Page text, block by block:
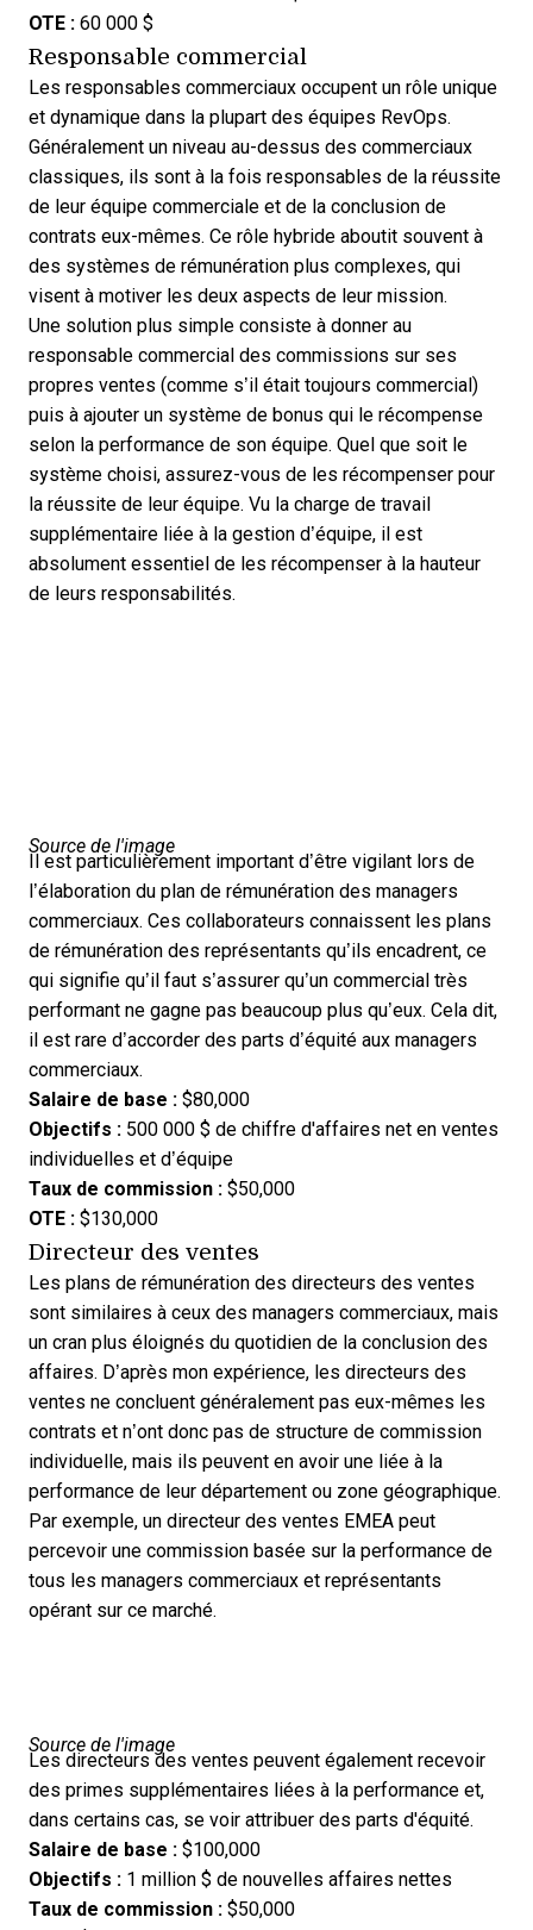
OTE : 60 000 $
Responsable commercial
Les responsables commerciaux occupent un rôle unique
et dynamique dans la plupart des équipes RevOps.
Généralement un niveau au-dessus des commerciaux
classiques, ils sont à la fois responsables de la réussite
de leur équipe commerciale et de la conclusion de
contrats eux-mêmes. Ce rôle hybride aboutit souvent à
des systèmes de rémunération plus complexes, qui
visent à motiver les deux aspects de leur mission.
Une solution plus simple consiste à donner au
responsable commercial des commissions sur ses
propres ventes (comme s’il était toujours commercial)
puis à ajouter un système de bonus qui le récompense
selon la performance de son équipe. Quel que soit le
système choisi, assurez-vous de les récompenser pour
la réussite de leur équipe. Vu la charge de travail
supplémentaire liée à la gestion d’équipe, il est
absolument essentiel de les récompenser à la hauteur
de leurs responsabilités.
Source de l'image
Il est particulièrement important d’être vigilant lors de
l’élaboration du plan de rémunération des managers
commerciaux. Ces collaborateurs connaissent les plans
de rémunération des représentants qu’ils encadrent, ce
qui signifie qu’il faut s’assurer qu’un commercial très
performant ne gagne pas beaucoup plus qu’eux. Cela dit,
il est rare d’accorder des parts d’équité aux managers
commerciaux.
Salaire de base : $80,000
Objectifs : 500 000 $ de chiffre d'affaires net en ventes
individuelles et d’équipe
Taux de commission : $50,000
OTE : $130,000
Directeur des ventes
Les plans de rémunération des directeurs des ventes
sont similaires à ceux des managers commerciaux, mais
un cran plus éloignés du quotidien de la conclusion des
affaires. D’après mon expérience, les directeurs des
ventes ne concluent généralement pas eux-mêmes les
contrats et n’ont donc pas de structure de commission
individuelle, mais ils peuvent en avoir une liée à la
performance de leur département ou zone géographique.
Par exemple, un directeur des ventes EMEA peut
percevoir une commission basée sur la performance de
tous les managers commerciaux et représentants
opérant sur ce marché.
Source de l'image
Les directeurs des ventes peuvent également recevoir
des primes supplémentaires liées à la performance et,
dans certains cas, se voir attribuer des parts d'équité.
Salaire de base : $100,000
Objectifs : 1 million $ de nouvelles affaires nettes
Taux de commission : $50,000